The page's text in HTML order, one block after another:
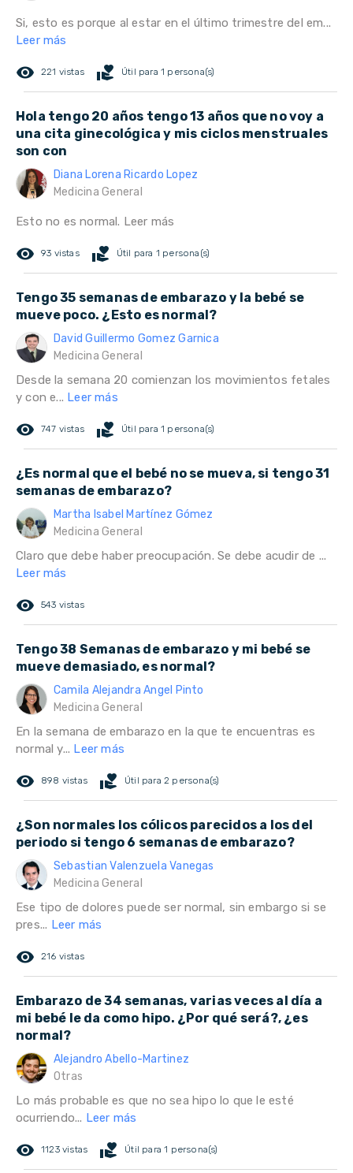
Si, esto es porque al estar en el último trimestre del em...
Leer más
remove_red_eye 221 vistas volunteer_activism Útil para 1 persona(s)
Hola tengo 20 años tengo 13 años que no voy a
una cita ginecológica y mis ciclos menstruales
son con
Diana Lorena Ricardo Lopez
Medicina General
Esto no es normal. Leer más
remove_red_eye 93 vistas volunteer_activism Útil para 1 persona(s)
Tengo 35 semanas de embarazo y la bebé se
mueve poco. ¿Esto es normal?
David Guillermo Gomez Garnica
Medicina General
Desde la semana 20 comienzan los movimientos fetales
y con e... Leer más
remove_red_eye 747 vistas volunteer_activism Útil para 1 persona(s)
¿Es normal que el bebé no se mueva, si tengo 31
semanas de embarazo?
Martha Isabel Martínez Gómez
Medicina General
Claro que debe haber preocupación. Se debe acudir de ...
Leer más
remove_red_eye 543 vistas
Tengo 38 Semanas de embarazo y mi bebé se
mueve demasiado, es normal?
Camila Alejandra Angel Pinto
Medicina General
En la semana de embarazo en la que te encuentras es
normal y... Leer más
remove_red_eye 898 vistas volunteer_activism Útil para 2 persona(s)
¿Son normales los cólicos parecidos a los del
periodo si tengo 6 semanas de embarazo?
Sebastian Valenzuela Vanegas
Medicina General
Ese tipo de dolores puede ser normal, sin embargo si se
pres... Leer más
remove_red_eye 216 vistas
Embarazo de 34 semanas, varias veces al día a
mi bebé le da como hipo. ¿Por qué será?, ¿es
normal?
Alejandro Abello-Martinez
Otras
Lo más probable es que no sea hipo lo que le esté
ocurriendo... Leer más
remove_red_eye 1123 vistas volunteer_activism Útil para 1 persona(s)